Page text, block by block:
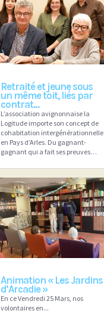
Retraité et jeune sous
un même toit, liés par
contrat…
L’association avignonnaise la
Logitude importe son concept de
cohabitation intergénérationnelle
en Pays d’Arles. Du gagnant-
gagnant qui a fait ses preuves…
Animation « Les Jardins
d’Arcadie »
En ce Vendredi 25 Mars, nos
volontaires en...